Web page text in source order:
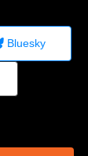
Bluesky